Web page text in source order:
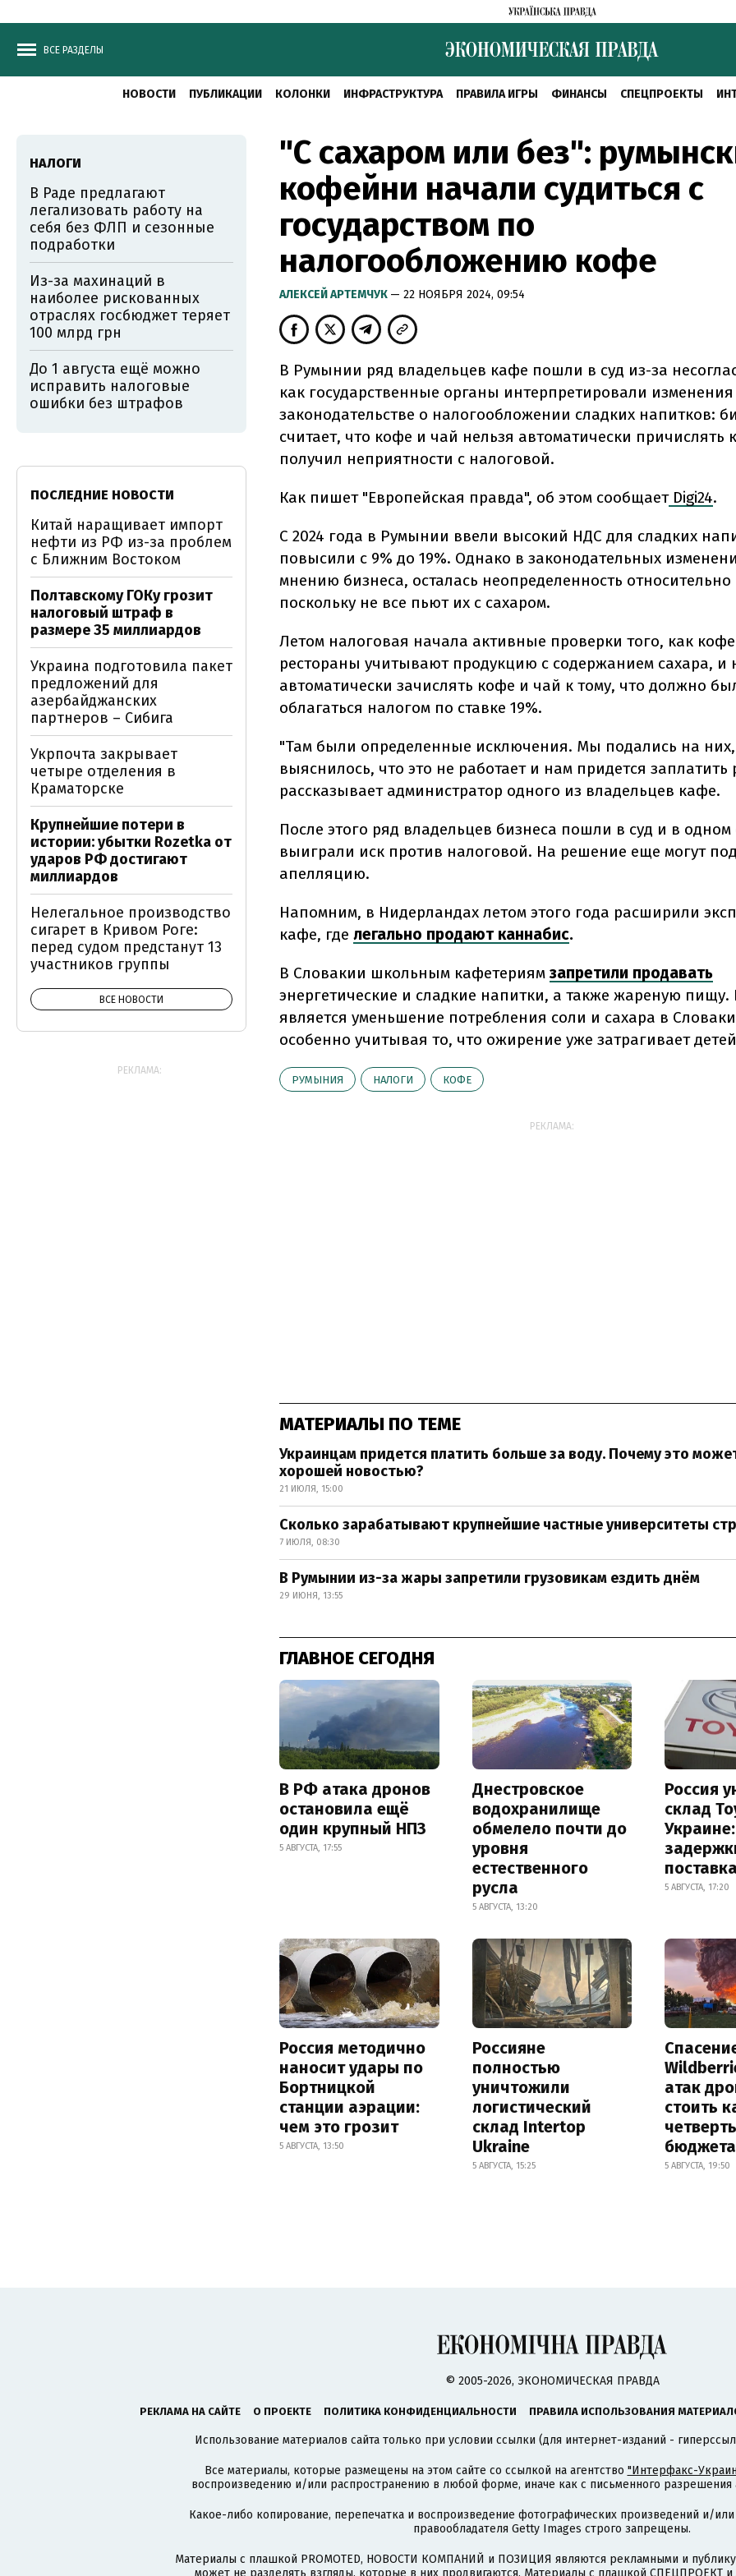
ВСЕ РАЗДЕЛЫ
НОВОСТИ ПУБЛИКАЦИИ КОЛОНКИ ИНФРАСТРУКТУРА ПРАВИЛА ИГРЫ ФИНАНСЫ СПЕЦПРОЕКТЫ
"С сахаром или без":
кофейни начали судиться с
государством по
налогообложению кофе
АЛЕКСЕЙ АРТЕМЧУК — 22 НОЯБРЯ 2024, 09:54
В Румынии ряд владельцев кафе пошли в суд из-за
как государственные органы интерпретировали изменения
законодательстве о налогообложении сладких напитков:
считает, что кофе и чай нельзя автоматически причислять
получил неприятности с налоговой.
Как пишет "Европейская правда", об этом сообщаетDigi24.
С 2024 года в Румынии ввели высокий НДС для сладких
повысили с 9% до 19%. Однако в законодательных
мнению бизнеса, осталась неопределенность
поскольку не все пьют их с сахаром.
Летом налоговая начала активные проверки того, как
рестораны учитывают продукцию с содержанием сахара, и
автоматически зачислять кофе и чай к тому, что должно
облагаться налогом по ставке 19%.
"Там были определенные исключения. Мы подались на
выяснилось, что это не работает и нам придется заплатить
рассказывает администратор одного из владельцев кафе.
После этого ряд владельцев бизнеса пошли в суд и в одном
выиграли иск против налоговой. На решение еще могут
апелляцию.
Напомним, в Нидерландах летом этого года расширили
кафе, где легально продают каннабис.
В Словакии школьным кафетериям запретили продавать
энергетические и сладкие напитки, а также жареную
является уменьшение потребления соли и сахара в
особенно учитывая то, что ожирение уже затрагивает
РУМЫНИЯ НАЛОГИ КОФЕ
РЕКЛАМА:
МАТЕРИАЛЫ ПО ТЕМЕ
Украинцам придется платить больше за воду. Почему это
хорошей новостью?
21 ИЮЛЯ, 15:00
Сколько зарабатывают крупнейшие частные университеты
7 ИЮЛЯ, 08:30
В Румынии из-за жары запретили грузовикам ездить днём
29 ИЮНЯ, 13:55
ГЛАВНОЕ СЕГОДНЯ
В РФ атака дронов
остановила ещё
один крупный НПЗ
5 АВГУСТА, 17:55
Днестровское
водохранилище
обмелело почти до
уровня
естественного
русла
5 АВГУСТА, 13:20
Россия
склад
5 АВГУСТА, 17:20
Россия методично
наносит удары по
Бортницкой
станции аэрации:
чем это грозит
5 АВГУСТА, 13:50
Россияне
полностью
уничтожили
логистический
склад Intertop
Ukraine
5 АВГУСТА, 15:25
атак
стоить
5 АВГУСТА, 19:50
НАЛОГИ
В Раде предлагают
легализовать работу на
себя без ФЛП и сезонные
подработки
Из-за махинаций в
наиболее рискованных
отраслях госбюджет теряет
100 млрд грн
До 1 августа ещё можно
исправить налоговые
ошибки без штрафов
ПОСЛЕДНИЕ НОВОСТИ
Китай наращивает импорт
нефти из РФ из-за проблем
с Ближним Востоком
Полтавскому ГОКу грозит
налоговый штраф в
размере 35 миллиардов
Украина подготовила пакет
предложений для
азербайджанских
партнеров – Сибига
Укрпочта закрывает
четыре отделения в
Краматорске
Крупнейшие потери в
истории: убытки Rozetka от
ударов РФ достигают
миллиардов
Нелегальное производство
сигарет в Кривом Роге:
перед судом предстанут 13
участников группы
ВСЕ НОВОСТИ
РЕКЛАМА:
© 2005-2026, ЭКОНОМИЧЕСКАЯ ПРАВДА
РЕКЛАМА НА САЙТЕ О ПРОЕКТЕ ПОЛИТИКА КОНФИДЕНЦИАЛЬНОСТИ ПРАВИЛА ИСПОЛЬЗОВАНИЯ
Использование материалов сайта только при условии ссылки (для интернет-изданий -
Все материалы, которые размещены на этом сайте со ссылкой на агентство "Интерфакс-
воспроизведению и/или распространению в любой форме, иначе как с письменного разрешения
Какое-либо копирование, перепечатка и воспроизведение фотографических произведений и/
правообладателя Getty Images строго запрещены.
Материалы с плашкой PROMOTED, НОВОСТИ КОМПАНИЙ и ПОЗИЦИЯ являются рекламными и
может не разделять взгляды, которые в них продвигаются. Материалы с плашкой СПЕЦПРОЕКТ